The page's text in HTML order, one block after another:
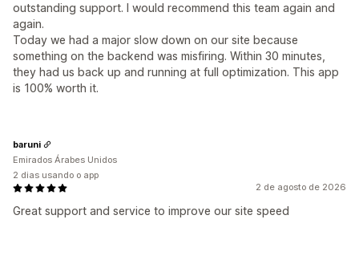
outstanding support. I would recommend this team again and
again.
Today we had a major slow down on our site because
something on the backend was misfiring. Within 30 minutes,
they had us back up and running at full optimization. This app
is 100% worth it.
2 de agosto de 2026
Great support and service to improve our site speed
baruni
Emirados Árabes Unidos
2 dias usando o app